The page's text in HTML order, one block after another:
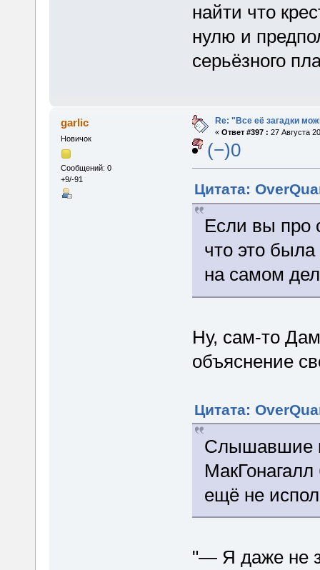
найти что
нулю и
серьёзного
garlic
Новичок
Сообщений: 0
+9/-91
Re: "Все её загадки
« Ответ #397 : 27 Августа
(−)0
Цитата:
Если вы про
что это
на самом
Ну, сам-то
объяснение
Цитата:
Слышавшие
ещё не
"— Я даже не